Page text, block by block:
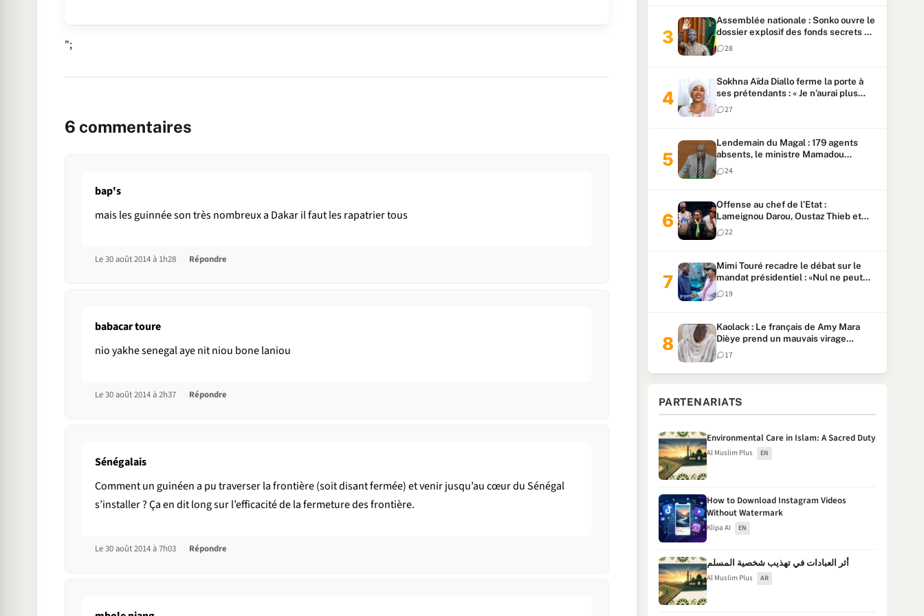
";
6 commentaires
bap's
mais les guinnée son très nombreux a Dakar il faut les rapatrier tous
Le 30 août 2014 à 1h28 Répondre
babacar toure
nio yakhe senegal aye nit niou bone laniou
Le 30 août 2014 à 2h37 Répondre
Sénégalais
Comment un guinéen a pu traverser la frontière (soit disant fermée) et venir jusqu’au cœur du Sénégal
s’installer ? Ça en dit long sur l’efficacité de la fermeture des frontière.
Le 30 août 2014 à 7h03 Répondre
Assemblée nationale : Sonko ouvre le
dossier explosif des fonds secrets et
du patrimoine présidentiel
28
Sokhna Aïda Diallo ferme la porte à
ses prétendants : « Je n’aurai plus
jamais un autre mari »
27
Lendemain du Magal : 179 agents
absents, le ministre Mamadou
Lamine Dianté exige des explications
24
Offense au chef de l’Etat :
Lameignou Darou, Oustaz Thieb et
Ndiaye Touba lourdement
condamnés
22
Mimi Touré recadre le débat sur le
mandat présidentiel : «Nul ne peut
faire plus de deux mandats
consécutifs de 5 ans»
19
Kaolack : Le français de Amy Mara
Dièye prend un mauvais virage
(Vidéo)
17
PARTENARIATS
Environmental Care in Islam: A Sacred Duty
Al Muslim Plus EN
How to Download Instagram Videos
Without Watermark
Klipa AI EN
أثر العبادات في تهذيب شخصية المسلم
Al Muslim Plus AR